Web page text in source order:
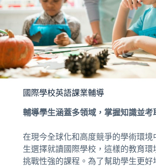
國際學校英語課業輔導
輔導學生涵蓋多領域，掌握知識並考
在現今全球化和高度競爭的學術環境
生選擇就讀國際學校，這樣的教育環
挑戰性強的課程。為了幫助學生更好